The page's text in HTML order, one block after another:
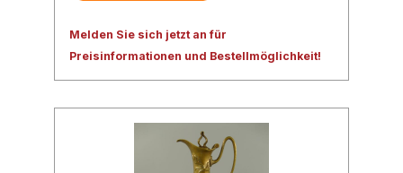
Melden Sie sich jetzt an für
Preisinformationen und Bestellmöglichkeit!